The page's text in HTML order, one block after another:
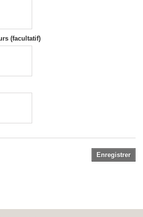
(facultatif)
Enregistrer